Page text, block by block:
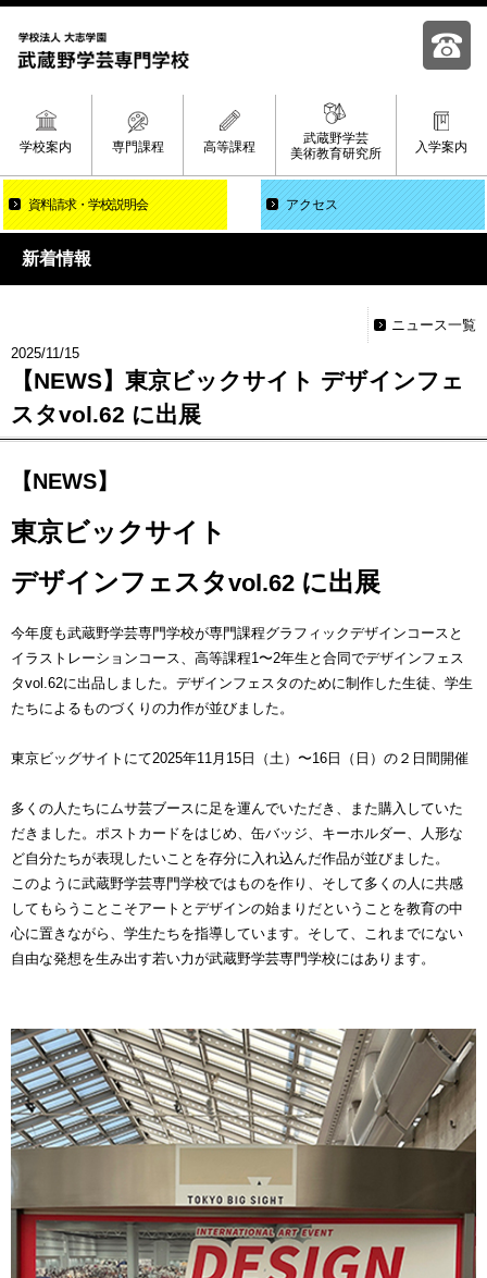
学校案内 専門課程 高等課程
武蔵野学芸
美術教育研究所
入学案内
資料請求 学校説明会 アクセス
新着情報
ニュース一覧
2025/11/15
【NEWS】東京ビックサイト デザインフェ
スタvol.62 に出展
【NEWS】
東京ビックサイト
デザインフェスタvol.62 に出展
今年度も武蔵野学芸専門学校が専門課程グラフィックデザインコースと
イラストレーションコース、高等課程1〜2年生と合同でデザインフェス
タvol.62に出品しました。デザインフェスタのために制作した生徒、学生
たちによるものづくりの力作が並びました。
東京ビッグサイトにて2025年11月15日（土）〜16日（日）の２日間開催
多くの人たちにムサ芸ブースに足を運んでいただき、また購入していた
だきました。ポストカードをはじめ、缶バッジ、キーホルダー、人形な
ど自分たちが表現したいことを存分に入れ込んだ作品が並びました。
このように武蔵野学芸専門学校ではものを作り、そして多くの人に共感
してもらうことこそアートとデザインの始まりだということを教育の中
心に置きながら、学生たちを指導しています。そして、これまでにない
自由な発想を生み出す若い力が武蔵野学芸専門学校にはあります。